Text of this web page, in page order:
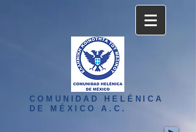
COMUNIDAD HELÉNICA
DE MÉXICO A.C.